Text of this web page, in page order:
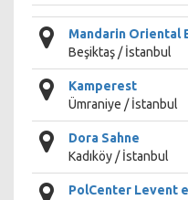
Mandarin Oriental
Beşiktaş / İstanbul
Kamperest
Ümraniye / İstanbul
Dora Sahne
Kadıköy / İstanbul
PolCenter Levent